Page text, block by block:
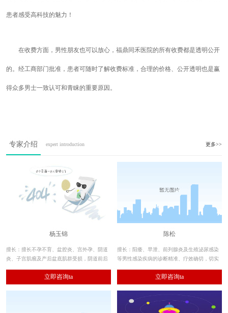
患者感受高科技的魅力！
在收费方面，男性朋友也可以放心，福鼎同禾医院的所有收费都是透明公开
的。经工商部门批准，患者可随时了解收费标准，合理的价格、公开透明也是赢
得众多男士一致认可和青睐的重要原因。
专家介绍 expert introduction 更多>>
杨玉锦
擅长：擅长不孕不育、盆腔炎、宫外孕、阴道
炎、子宫肌瘤及产后盆底肌群受损，阴道前后
立即咨询ta
陈松
擅长：阳痿、早泄、前列腺炎及生殖泌尿感染
等男性感染疾病的诊断精准、疗效确切，切实
立即咨询ta